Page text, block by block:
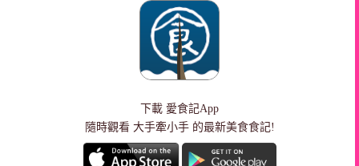
下載 愛食記App
隨時觀看 大手牽小手 的最新美食食記!